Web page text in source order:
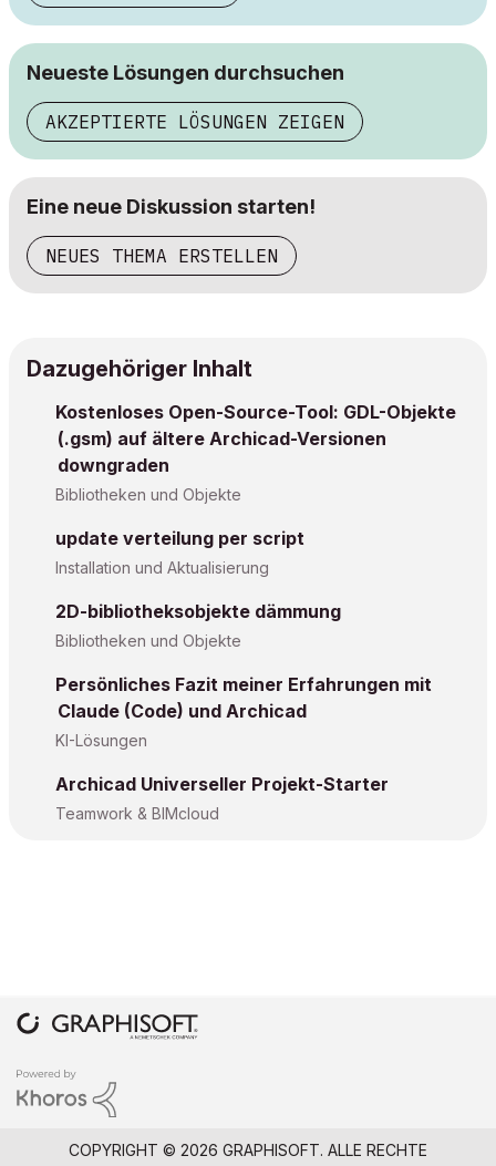
Neueste Lösungen durchsuchen
AKZEPTIERTE LÖSUNGEN ZEIGEN
Eine neue Diskussion starten!
NEUES THEMA ERSTELLEN
Dazugehöriger Inhalt
Kostenloses Open-Source-Tool: GDL-Objekte
(.gsm) auf ältere Archicad-Versionen
downgraden
Bibliotheken und Objekte
update verteilung per script
Installation und Aktualisierung
2D-bibliotheksobjekte dämmung
Bibliotheken und Objekte
Persönliches Fazit meiner Erfahrungen mit
Claude (Code) und Archicad
KI-Lösungen
Archicad Universeller Projekt-Starter
Teamwork & BIMcloud
COPYRIGHT © 2026 GRAPHISOFT. ALLE RECHTE